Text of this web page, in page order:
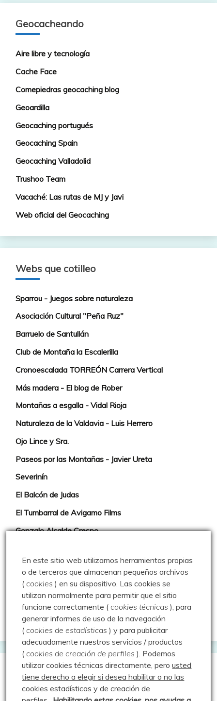
Geocacheando
Aire libre y tecnología
Cache Face
Comepiedras geocaching blog
Geoardilla
Geocaching portugués
Geocaching Spain
Geocaching Valladolid
Trushoo Team
Vacaché: Las rutas de MJ y Javi
Web oficial del Geocaching
Webs que cotilleo
Sparrou - Juegos sobre naturaleza
Asociación Cultural "Peña Ruz"
Barruelo de Santullán
Club de Montaña la Escalerilla
Cronoescalada TORREÓN Carrera Vertical
Más madera - El blog de Rober
Montañas a esgalla - Vidal Rioja
Naturaleza de la Valdavia - Luis Herrero
Ojo Lince y Sra.
Paseos por las Montañas - Javier Ureta
Severinín
El Balcón de Judas
El Tumbarral de Avigamo Films
Gonzalo Alcalde Crespo
Montaña en libertad
Rutas y excursiones con niños
Valdeolea. Río Camesa, la vía azul
Aprendiz de sueños
Guías de Montaña
En este sitio web utilizamos herramientas propias
o de terceros que almacenan pequeños archivos
(cookies ) en su dispositivo. Las cookies se
utilizan normalmente para permitir que el sitio
funcione correctamente (cookies técnicas ), para
generar informes de uso de la navegación
(cookies de estadísticas ) y para publicitar
adecuadamente nuestros servicios / productos
(cookies de creación de perfiles ). Podemos
utilizar cookies técnicas directamente, perousted
tiene derecho a elegir si desea habilitar o no las
cookies estadísticas y de creación de